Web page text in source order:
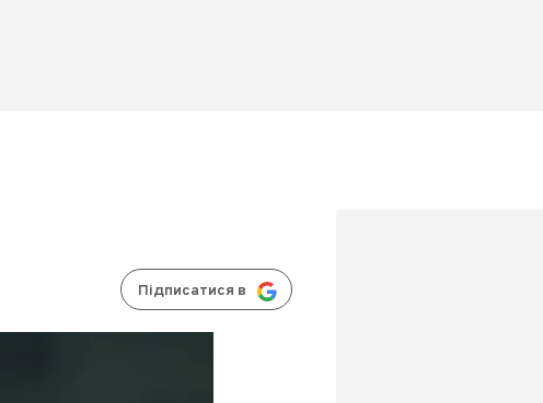
Підписатися в